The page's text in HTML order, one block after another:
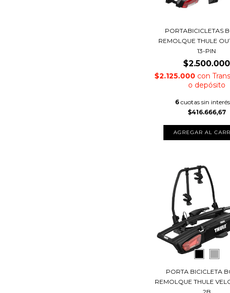
PORTABICICLETAS
REMOLQUE THULE
13-PIN
$2.500.000
$2.125.000 con
o depósito
6 cuotas sin
$416.666,67
PORTA BICICLETA
REMOLQUE THULE